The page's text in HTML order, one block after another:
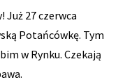
Już 27 czerwca
Potańcówkę. Tym
w Rynku. Czekają